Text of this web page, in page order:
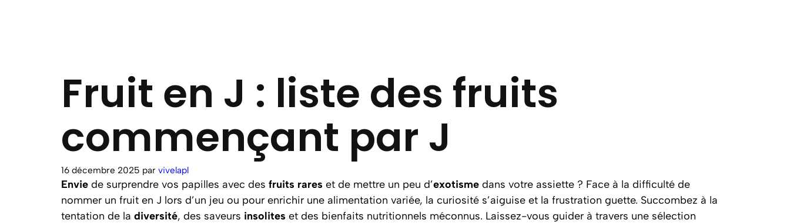
Fruit en J : liste des fruits
commençant par J
16 décembre 2025 par vivelapl
Envie de surprendre vos papilles avec des fruits rares et de mettre un peu d’exotisme dans votre assiette ? Face à la difficulté de
nommer un fruit en J lors d’un jeu ou pour enrichir une alimentation variée, la curiosité s’aiguise et la frustration guette. Succombez à la
tentation de la diversité, des saveurs insolites et des bienfaits nutritionnels méconnus. Laissez-vous guider à travers une sélection